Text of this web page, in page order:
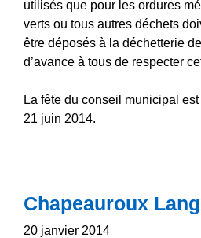
utilisés que pour les ordures
verts ou tous autres déchets
être déposés à la déchetterie
d’avance à tous de respecter
La fête du conseil municipal
21 juin 2014.
Chapeauroux
20 janvier 2014